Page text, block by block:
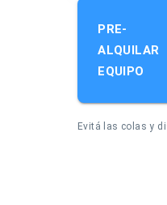
PRE-
ALQUILAR
EQUIPO
Evitá las colas y